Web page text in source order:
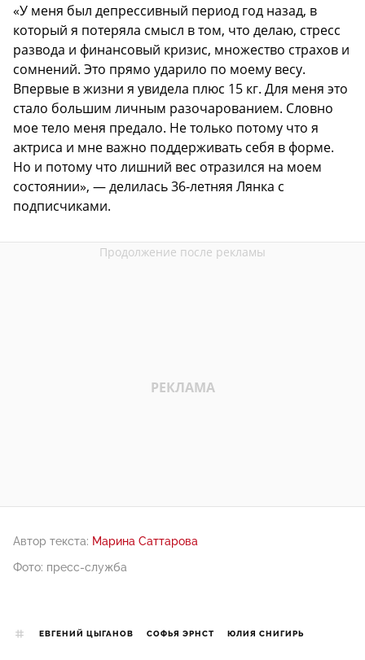
«У меня был депрессивный период год назад, в
который я потеряла смысл в том, что делаю, стресс
развода и финансовый кризис, множество страхов и
сомнений. Это прямо ударило по моему весу.
Впервые в жизни я увидела плюс 15 кг. Для меня это
стало большим личным разочарованием. Словно
мое тело меня предало. Не только потому что я
актриса и мне важно поддерживать себя в форме.
Но и потому что лишний вес отразился на моем
состоянии», — делилась 36-летняя Лянка с
подписчиками.
Автор текста: Марина Саттарова
Фото: пресс-служба
ЕВГЕНИЙ ЦЫГАНОВ СОФЬЯ ЭРНСТ ЮЛИЯ СНИГИРЬ